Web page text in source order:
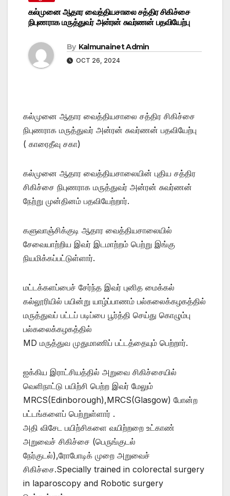
கல்முனை ஆதார வைத்தியசாலை சத்திர சிகிச்சை
நிபுணராக மருத்துவர் அன்ரன் சுவர்ணன் பதவியேற்பு
By Kalmunainet Admin
OCT 26, 2024
கல்முனை ஆதார வைத்தியசாலை சத்திர சிகிச்சை
நிபுணராக மருத்துவர் அன்ரன் சுவர்ணன் பதவியேற்பு
( காரைதீவு சகா)
கல்முனை ஆதார வைத்தியசாலையின் புதிய சத்திர
சிகிச்சை நிபுணராக மருத்துவர் அன்ரன் சுவர்ணன்
நேற்று முன்தினம் பதவியேற்றார்.
களுவாஞ்சிக்குடி ஆதார வைத்தியசாலையில்
சேவையாற்றிய இவர் இடமாற்றம் பெற்று இங்கு
நியமிக்கப்பட்டுள்ளார்.
மட்டக்களப்பைச் சேர்ந்த இவர் புனித மைக்கல்
கல்லூரியில் பயின்று யாழ்ப்பாணம் பல்கலைக்கழகத்தில்
மருத்துவப் பட்டப் படிப்பை பூர்த்தி செய்து கொழும்பு
பல்கலைக்கழகத்தில்
MD மருத்துவ முதுமாணிப் பட்டத்தையும் பெற்றார்.
ஐக்கிய இராட்சியத்தில் அறுவை சிகிச்சையில்
வெளிநாட்டு பயிற்சி பெற்ற இவர் மேலும்
MRCS(Edinborough),MRCS(Glasgow) போன்ற
பட்டங்களைப் பெற்றுள்ளார் .
அதி விசேட பயிற்சிகளை வயிற்றறை உட்காண்
அறுவைச் சிகிச்சை (பெருங்குடல்
நேர்குடல்),ரோபோடிக் முறை அறுவைச்
சிகிச்சை.Specially trained in colorectal surgery
in laparoscopy and Robotic surgery